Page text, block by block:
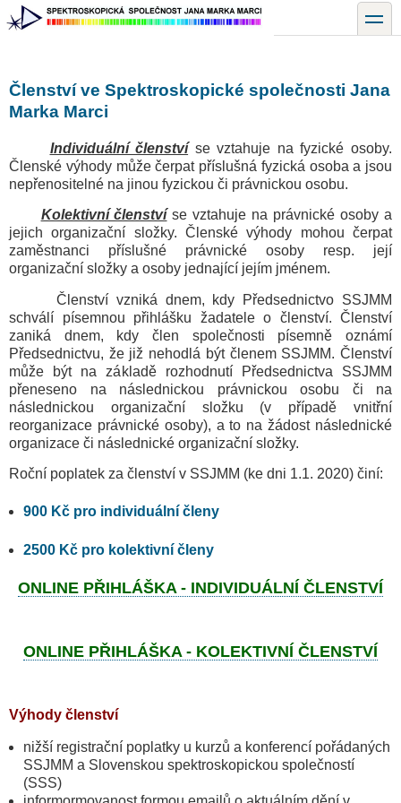
Přejít
k
toggle
Členství ve Spektroskopické společnosti Jana
Marka Marci
Individuální členstvíse vztahuje na fyzické osoby.
Členské výhody může čerpat příslušná fyzická osoba a jsou
nepřenositelné na jinou fyzickou či právnickou osobu.
Kolektivní členství se vztahuje na právnické osoby a
jejich organizační složky. Členské výhody mohou čerpat
zaměstnanci příslušné právnické osoby resp. její
organizační složky a osoby jednající jejím jménem.
Členství vzniká dnem, kdy Předsednictvo SSJMM
schválí písemnou přihlášku žadatele o členství. Členství
zaniká dnem, kdy člen společnosti písemně oznámí
Předsednictvu, že již nehodlá být členem SSJMM. Členství
může být na základě rozhodnutí Předsednictva SSJMM
přeneseno na následnickou právnickou osobu či na
následnickou organizační složku (v případě vnitřní
reorganizace právnické osoby), a to na žádost následnické
organizace či následnické organizační složky.
Roční poplatek za členství v SSJMM (ke dni 1.1. 2020) činí:
900 Kč pro individuální členy
2500 Kč pro kolektivní členy
ONLINE PŘIHLÁŠKA - INDIVIDUÁLNÍ ČLENSTVÍ
ONLINE PŘIHLÁŠKA - KOLEKTIVNÍ ČLENSTVÍ
Výhody členství
nižší registrační poplatky u kurzů a konferencí pořádaných
SSJMM a Slovenskou spektroskopickou společností
(SSS)